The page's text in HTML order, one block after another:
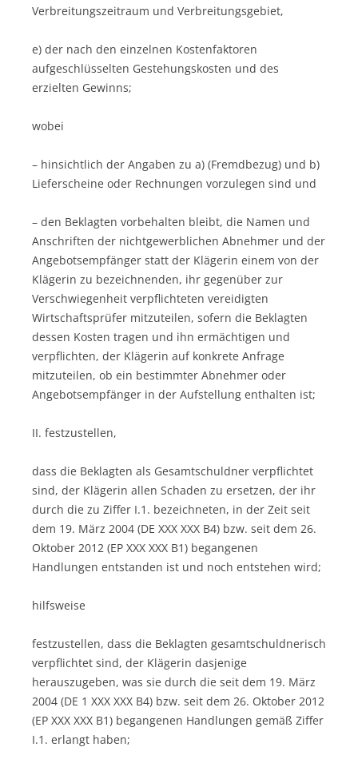
Verbreitungszeitraum und Verbreitungsgebiet,
e) der nach den einzelnen Kostenfaktoren
aufgeschlüsselten Gestehungskosten und des
erzielten Gewinns;
wobei
– hinsichtlich der Angaben zu a) (Fremdbezug) und b)
Lieferscheine oder Rechnungen vorzulegen sind und
– den Beklagten vorbehalten bleibt, die Namen und
Anschriften der nichtgewerblichen Abnehmer und der
Angebotsempfänger statt der Klägerin einem von der
Klägerin zu bezeichnenden, ihr gegenüber zur
Verschwiegenheit verpflichteten vereidigten
Wirtschaftsprüfer mitzuteilen, sofern die Beklagten
dessen Kosten tragen und ihn ermächtigen und
verpflichten, der Klägerin auf konkrete Anfrage
mitzuteilen, ob ein bestimmter Abnehmer oder
Angebotsempfänger in der Aufstellung enthalten ist;
II. festzustellen,
dass die Beklagten als Gesamtschuldner verpflichtet
sind, der Klägerin allen Schaden zu ersetzen, der ihr
durch die zu Ziffer I.1. bezeichneten, in der Zeit seit
dem 19. März 2004 (DE XXX XXX B4) bzw. seit dem 26.
Oktober 2012 (EP XXX XXX B1) begangenen
Handlungen entstanden ist und noch entstehen wird;
hilfsweise
festzustellen, dass die Beklagten gesamtschuldnerisch
verpflichtet sind, der Klägerin dasjenige
herauszugeben, was sie durch die seit dem 19. März
2004 (DE 1 XXX XXX B4) bzw. seit dem 26. Oktober 2012
(EP XXX XXX B1) begangenen Handlungen gemäß Ziffer
I.1. erlangt haben;